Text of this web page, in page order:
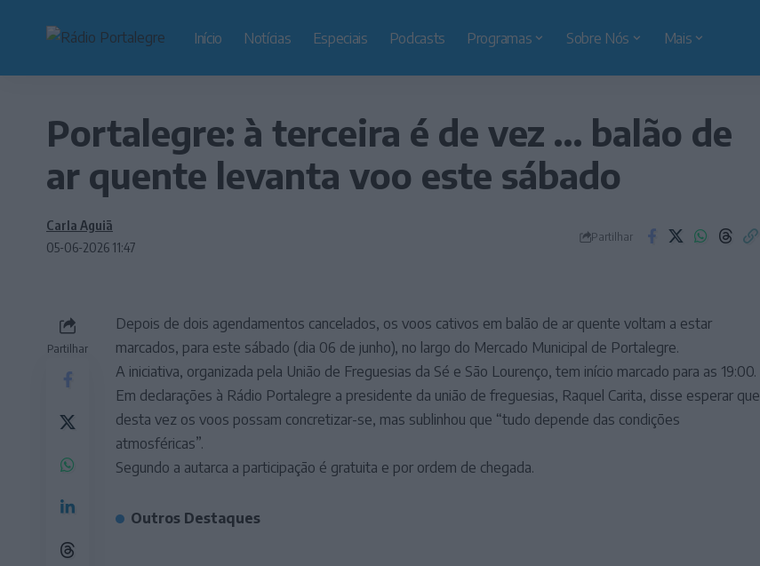
Início Notícias Especiais Podcasts Programas Sobre Nós Mais
Portalegre: à terceira é de vez … balão de
ar quente levanta voo este sábado
05-06-2026 11:47
Carla Aguiã
Partilhar
Partilhar
Depois de dois agendamentos cancelados, os voos cativos em balão de ar quente voltam a estar
marcados, para este sábado (dia 06 de junho), no largo do Mercado Municipal de Portalegre.
A iniciativa, organizada pela União de Freguesias da Sé e São Lourenço, tem início marcado para as 19:00.
Em declarações à Rádio Portalegre a presidente da união de freguesias, Raquel Carita, disse esperar que
desta vez os voos possam concretizar-se, mas sublinhou que “tudo depende das condições
atmosféricas”.
Segundo a autarca a participação é gratuita e por ordem de chegada.
Outros Destaques